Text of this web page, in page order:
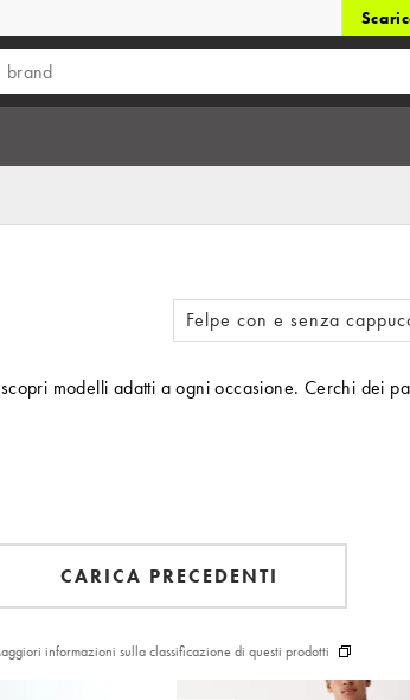
Felpe con e senza
modelli adatti a ogni occasione. Cerchi
CARICA PRECEDENTI
informazioni sulla classificazione di questi prodotti